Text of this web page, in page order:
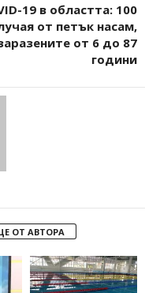
19 в областта: 100
от петък насам,
от 6 до 87
години
ОТ АВТОРА